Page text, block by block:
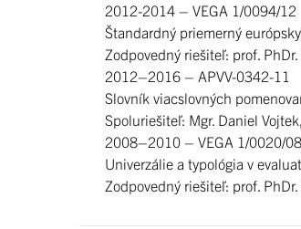
2012-2014 – VEGA 1/0094/12
Štandardný priemerný
Zodpovedný riešiteľ: prof.
2012–2016 – APVV-0342-11
Slovník viacslovných
Spoluriešiteľ: Mgr. Daniel
2008–2010 – VEGA 1/0020/08
Univerzálie a typológia v
Zodpovedný riešiteľ: prof.